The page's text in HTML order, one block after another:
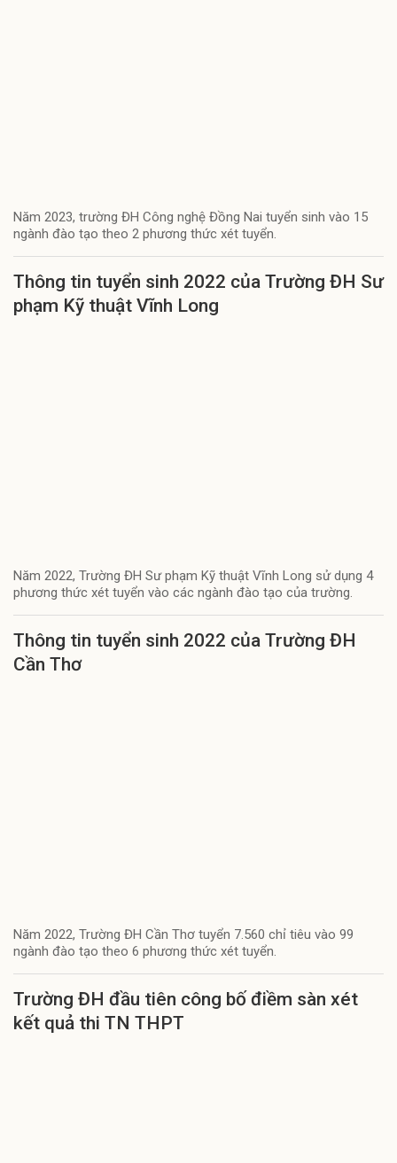
Năm 2023, trường ĐH Công nghệ Đồng Nai tuyển sinh vào 15
ngành đào tạo theo 2 phương thức xét tuyển.
Thông tin tuyển sinh 2022 của Trường ĐH Sư
phạm Kỹ thuật Vĩnh Long
Năm 2022, Trường ĐH Sư phạm Kỹ thuật Vĩnh Long sử dụng 4
phương thức xét tuyển vào các ngành đào tạo của trường.
Thông tin tuyển sinh 2022 của Trường ĐH
Cần Thơ
Năm 2022, Trường ĐH Cần Thơ tuyển 7.560 chỉ tiêu vào 99
ngành đào tạo theo 6 phương thức xét tuyển.
Trường ĐH đầu tiên công bố điềm sàn xét
kết quả thi TN THPT